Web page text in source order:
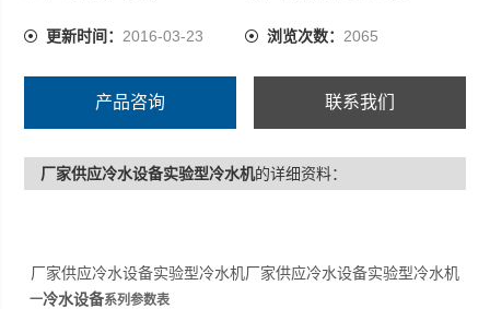
更新时间： 2016-03-23 浏览次数： 2065
产品咨询 联系我们
厂家供应冷水设备实验型冷水机的详细资料：
厂家供应冷水设备实验型冷水机厂家供应冷水设备实验型冷水机
一冷水设备系列参数表